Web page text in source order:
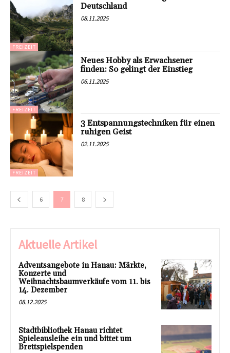
FREIZEIT
Deutschland
08.11.2025
FREIZEIT
Neues Hobby als Erwachsener
finden: So gelingt der Einstieg
06.11.2025
FREIZEIT
3 Entspannungstechniken für einen
ruhigen Geist
02.11.2025
6 7 8
Aktuelle Artikel
Adventsangebote in Hanau: Märkte,
Konzerte und
Weihnachtsbaumverkäufe vom 11. bis
14. Dezember
08.12.2025
Stadtbibliothek Hanau richtet
Spieleausleihe ein und bittet um
Brettspielspenden